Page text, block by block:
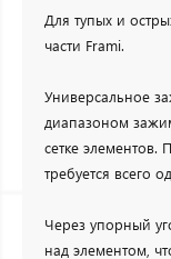
Для тупых и
части Frami.
Универсальное
диапазоном
сетке элементов.
требуется всего
Через упорный
над элементом,